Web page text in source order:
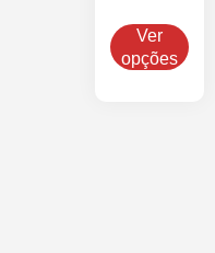
Ver
opções